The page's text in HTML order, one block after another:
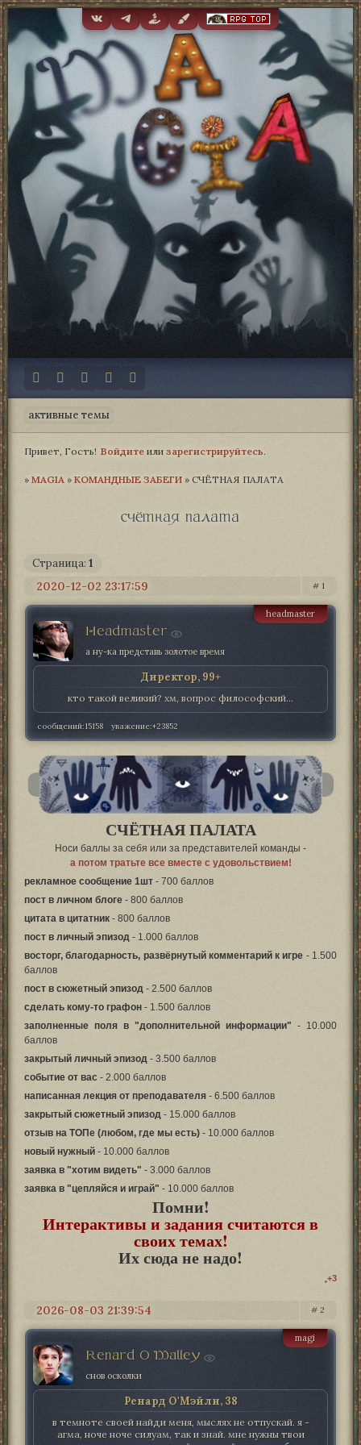
активные темы
Привет, Гость! Войдите или зарегистрируйтесь.
» MAGIA­ » КОМАНДНЫЕ ЗАБЕГИ » СЧЁТНАЯ ПАЛАТА
счётная палата
Страница: 1
1
2020-12-02 23:17:59
Headmaster
headmaster
а ну-ка представь золотое время
Директор, 99+
кто такой великий? хм, вопрос философский...
сообщений:15158 уважение:+23852
СЧЁТНАЯ ПАЛАТА
Носи баллы за себя или за представителей команды -
а потом тратьте все вместе с удовольствием!
рекламное сообщение 1шт - 700 баллов
пост в личном блоге - 800 баллов
цитата в цитатник - 800 баллов
пост в личный эпизод - 1.000 баллов
восторг, благодарность, развёрнутый комментарий к игре - 1.500
баллов
пост в сюжетный эпизод - 2.500 баллов
сделать кому-то графон - 1.500 баллов
заполненные поля в "дополнительной информации" - 10.000
баллов
закрытый личный эпизод - 3.500 баллов
событие от вас - 2.000 баллов
написанная лекция от преподавателя - 6.500 баллов
закрытый сюжетный эпизод - 15.000 баллов
отзыв на ТОПе (любом, где мы есть) - 10.000 баллов
новый нужный - 10.000 баллов
заявка в "хотим видеть" - 3.000 баллов
заявка в "цепляйся и играй" - 10.000 баллов
Помни!
Интерактивы и задания считаются в
своих темах!
Их сюда не надо!
+3
2
2026-08-03 21:39:54
Renard O Malley
magi
снов осколки
Ренард О'Мэйли, 38
в темноте своей найди меня, мыслях не отпускай. я -
агма, ноче ноче силуам, так и знай. мне нужны твои